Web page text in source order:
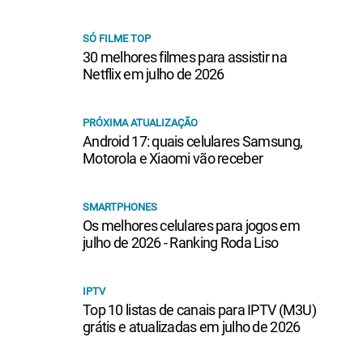
SÓ FILME TOP
30 melhores filmes para assistir na
Netflix em julho de 2026
PRÓXIMA ATUALIZAÇÃO
Android 17: quais celulares Samsung,
Motorola e Xiaomi vão receber
SMARTPHONES
Os melhores celulares para jogos em
julho de 2026 - Ranking Roda Liso
IPTV
Top 10 listas de canais para IPTV (M3U)
grátis e atualizadas em julho de 2026